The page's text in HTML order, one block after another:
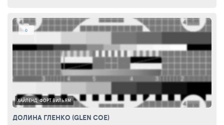
0
ХАЙЛЕНД, ФОРТ ВИЛЬЯМ
ДОЛИНА ГЛЕНКО (GLEN COE)